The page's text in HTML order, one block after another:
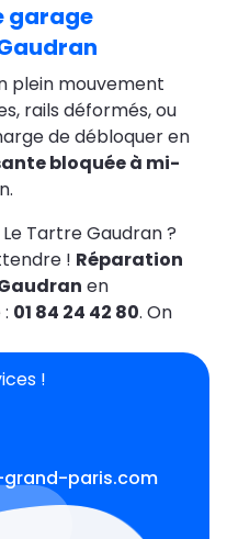
garage
plein mouvement
rails déformés, ou
de débloquer en
bloquée à mi-
Tartre Gaudran ?
! Réparation
en
01 84 24 42 80. On
!
paris.com